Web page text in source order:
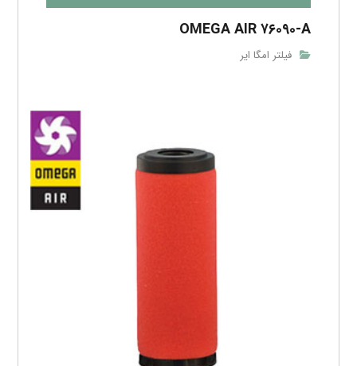
OMEGA AIR ۷۶۰۹۰-A
فیلتر امگا ایر